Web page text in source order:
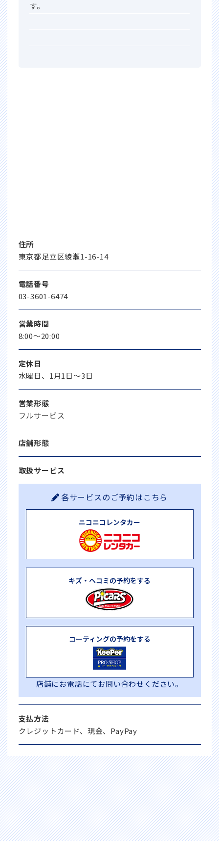
す。
住所
東京都足立区綾瀬1-16-14
電話番号
03-3601-6474
営業時間
8:00～20:00
定休日
水曜日、1月1日～3日
営業形態
フルサービス
店舗形態
取扱サービス
各サービスのご予約はこちら
ニコニコレンタカー
キズ・ヘコミの予約をする
コーティングの予約をする
店舗にお電話にてお問い合わせください。
支払方法
クレジットカード、現金、PayPay